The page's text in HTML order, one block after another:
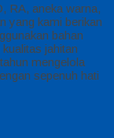
RA, aneka warna,
yang kami berikan
bahan
jahitan
mengelola
sepenuh hati